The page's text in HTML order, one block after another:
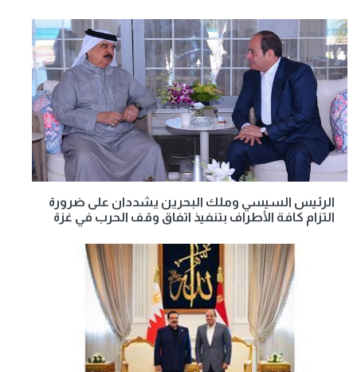
الرئيس السيسي وملك البحرين يشددان على ضرورة
التزام كافة الأطراف بتنفيذ اتفاق وقف الحرب في غزة